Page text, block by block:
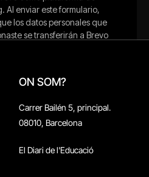
ON SOM?
Carrer Bailén 5, principal.
08010, Barcelona
El Diari de l'Educació